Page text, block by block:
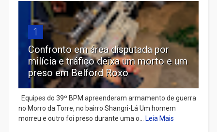
1
Confronto em área disputada por
milícia e tráfico deixa um morto e um
preso em Belford Roxo
Equipes do 39º BPM apreenderam armamento de guerra
no Morro da Torre, no bairro Shangri-Lá Um homem
morreu e outro foi preso durante uma o... Leia Mais